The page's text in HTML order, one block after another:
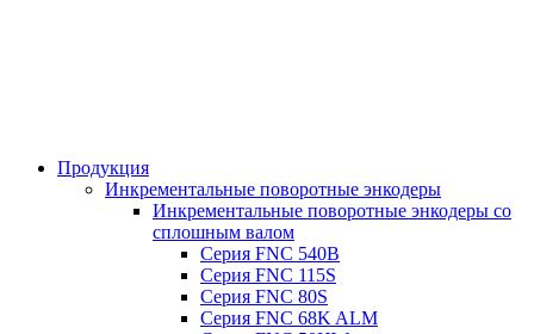
Продукция
Инкрементальные поворотные энкодеры
Инкрементальные поворотные энкодеры со
сплошным валом
Серия FNC 540B
Серия FNC 115S
Серия FNC 80S
Серия FNC 68K ALM